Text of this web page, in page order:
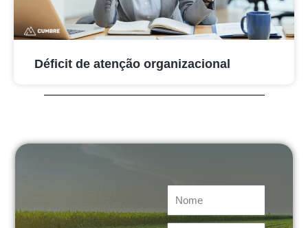
Déficit de atenção organizacional